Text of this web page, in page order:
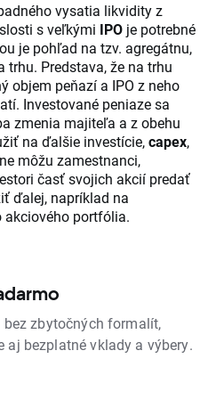
vysatia likvidity z
s veľkými IPO je potrebné
je pohľad na tzv. agregátnu,
Predstava, že na trhu
objem peňazí a IPO z neho
Investované peniaze sa
zmenia majiteľa a z obehu
na ďalšie investície,capex,
môžu zamestnanci,
časť svojich akcií predať
ďalej, napríklad na
portfólia.
zbytočných formalít,
aj bezplatné vklady a výbery.